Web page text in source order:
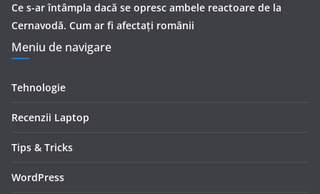
Ce s-ar întâmpla dacă se opresc ambele reactoare de la
Cernavodă. Cum ar fi afectați românii
Meniu de navigare
Tehnologie
Recenzii Laptop
Tips & Tricks
WordPress